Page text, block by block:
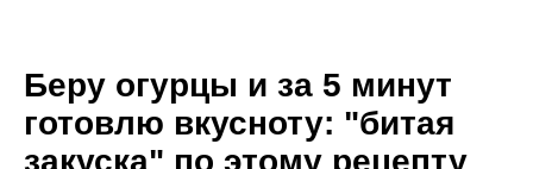
Беру огурцы и за 5 минут
готовлю вкусноту: "битая
закуска" по этому рецепту